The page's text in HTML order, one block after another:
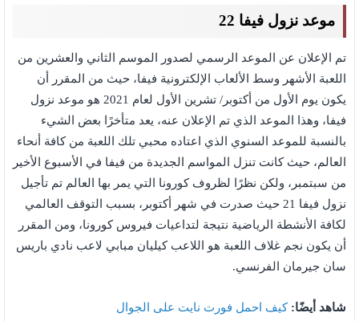
موعد نزول فيفا 22
تم الإعلان عن الموعد الرسمي لصدور الموسم الثاني والعشرين من
اللعبة الأشهر وسط الألعاب الإلكترونية فيفا، حيث من المقرر أن
يكون يوم الأول من أكتوبر/ تشرين الأول لعام 2021 هو موعد نزول
فيفا، وهذا الموعد الذي تم الإعلان عنه، يعد متأخرًا بعض الشيء
بالنسبة للموعد السنوي الذي اعتاده محبي تلك اللعبة من كافة أنحاء
العالم، حيث كانت تنزل المواسم الجديدة من فيفا في الأسبوع الأخير
من سبتمبر، ولكن نظرًا لظروف كورونا التي يمر بها العالم تم تأجيل
نزول فيفا 21 حيث صدرت في شهر أكتوبر، بسبب التوقف العالمي
لكافة الأنشطة الرياضية نتيجة لتداعيات فيروس كورونا، ومن المقرر
أن يكون نجم غلاف اللعبة هو اللاعب كيليان مبابي لاعب نادي باريس
سان جيرمان الفرنسي.
شاهد أيضًا: كيف احمل فورت نايت على الجوال